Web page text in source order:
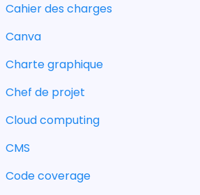
Cahier des charges
Canva
Charte graphique
Chef de projet
Cloud computing
CMS
Code coverage